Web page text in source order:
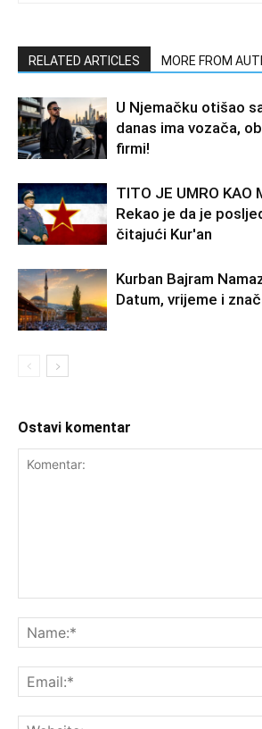
RELATED ARTICLES MORE FROM
U Njemačku otišao
danas ima vozača,
firmi!
TITO JE UMRO KAO
Rekao je da je
čitajući Kur'an
Kurban Bajram
Datum, vrijeme i
Ostavi komentar